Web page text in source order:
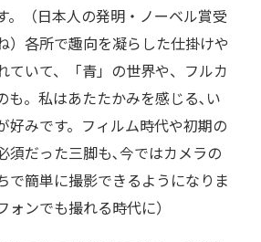
。（日本人の発明・ノーベル賞受
）各所で趣向を凝らした仕掛けや
ていて、「青」の世界や、フルカ
も。私はあたたかみを感じる､い
好みです。フィルム時代や初期の
須だった三脚も､今ではカメラの
で簡単に撮影できるようになりま
ォンでも撮れる時代に）